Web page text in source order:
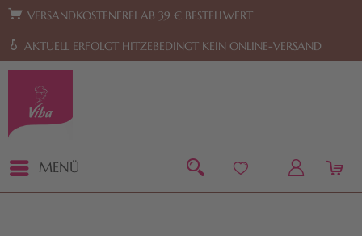
Zur Hauptnavigation springen Zum Footer springen
VERSANDKOSTENFREI AB 39 € BESTELLWERT
AKTUELL ERFOLGT HITZEBEDINGT KEIN ONLINE-VERSAND
MENÜ